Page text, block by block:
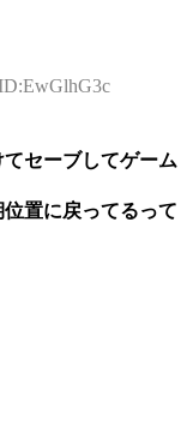
セーブしてゲーム
置に戻ってるって